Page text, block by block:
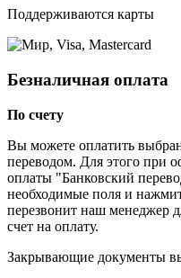
Поддерживаются карты
Безналичная оплата
По счету
Вы можете оплатить
переводом. Для этого при
оплаты "Банковский
необходимые поля и
перезвонит наш менеджер
счет на оплату.
Закрывающие документы